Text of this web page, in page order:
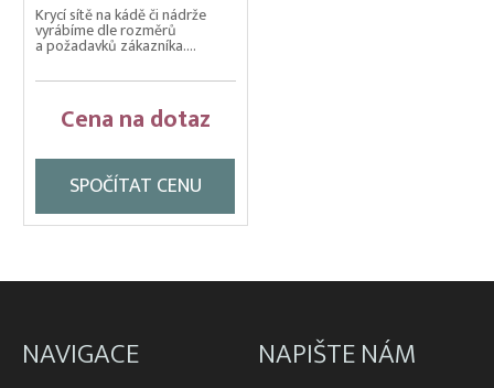
Krycí sítě na kádě či nádrže
vyrábíme dle rozměrů
a požadavků zákazníka....
Cena na dotaz
SPOČÍTAT CENU
NAVIGACE NAPIŠTE NÁM